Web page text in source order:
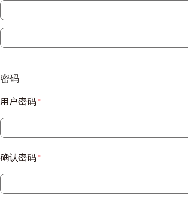
地址 2
地址 3
密码
用户密码 *
确认密码 *